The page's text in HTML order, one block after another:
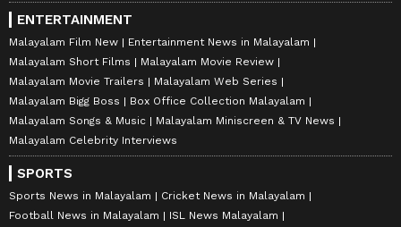
ENTERTAINMENT
Malayalam Film New
Entertainment News in Malayalam
Malayalam Short Films
Malayalam Movie Review
Malayalam Movie Trailers
Malayalam Web Series
Malayalam Bigg Boss
Box Office Collection Malayalam
Malayalam Songs & Music
Malayalam Miniscreen & TV News
Malayalam Celebrity Interviews
SPORTS
Sports News in Malayalam
Cricket News in Malayalam
Football News in Malayalam
ISL News Malayalam